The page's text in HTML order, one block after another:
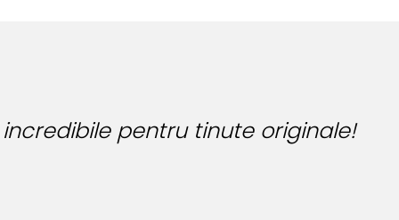
Manea-Mocan
perfecta pentru ziua perfecta!